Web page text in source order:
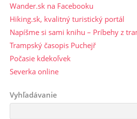
Wander.sk na Facebooku
Hiking.sk, kvalitný turistický portál
Napíšme si sami knihu – Príbehy z
Trampský časopis Puchejř
Počasie kdekoľvek
Severka online
Vyhľadávanie